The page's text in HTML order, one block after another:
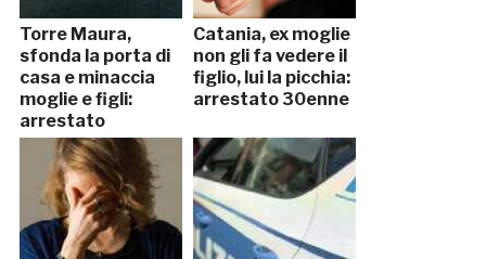
Torre Maura,
sfonda la porta di
casa e minaccia
moglie e figli:
arrestato
Catania, ex moglie
non gli fa vedere il
figlio, lui la picchia:
arrestato 30enne